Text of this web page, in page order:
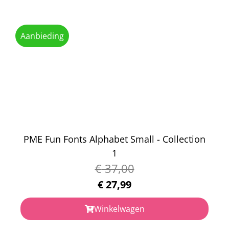
Aanbieding
PME Fun Fonts Alphabet Small - Collection
1
€37,00
€27,99
Winkelwagen